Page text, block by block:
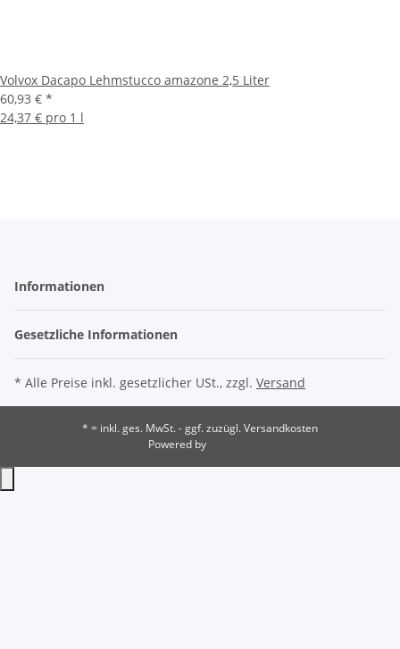
Volvox Dacapo Lehmstucco amazone 2,5 Liter
60,93 € *
24,37 € pro 1 l
Informationen
Gesetzliche Informationen
* Alle Preise inkl. gesetzlicher USt., zzgl. Versand
* = inkl. ges. MwSt. - ggf. zuzügl. Versandkosten
Powered by